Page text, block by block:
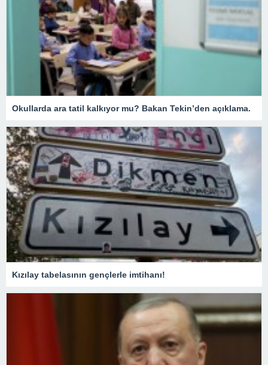
Okullarda ara tatil kalkıyor mu? Bakan Tekin’den açıklama.
Kızılay tabelasının gençlerle imtihanı!